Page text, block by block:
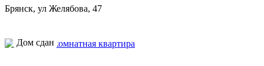
Брянск, ул Желябова, 47
Дом сдан